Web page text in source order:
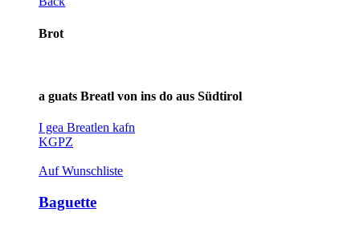
Brot
a guats Breatl von ins do aus Südtirol
I gea Breatlen kafn
KGPZ
Auf Wunschliste
Baguette